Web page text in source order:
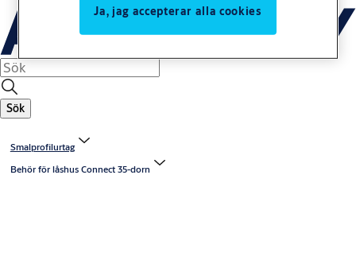
Sök
Smalprofilurtag
Behör för låshus Connect 35-dorn
Ja, jag accepterar alla cookies